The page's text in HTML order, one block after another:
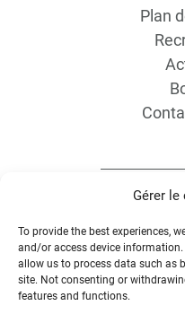
Gérer le
To provide the best experiences,
and/or access device information.
allow us to process data such as
site. Not consenting or
features and functions.
Plan